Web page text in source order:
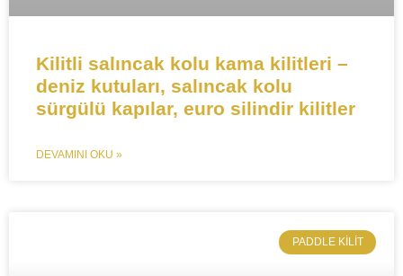
Kilitli salıncak kolu kama kilitleri –
deniz kutuları, salıncak kolu
sürgülü kapılar, euro silindir kilitler
DEVAMINI OKU »
​PADDLE KILIT